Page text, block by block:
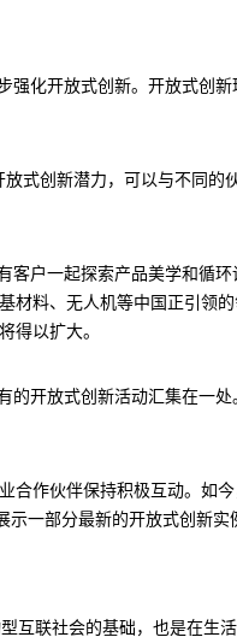
化开放式创新。开放式创
创新潜力，可以与不同的
户一起探索产品美学和循
料、无人机等中国正引领
得以扩大。
开放式创新活动汇集在一
作伙伴保持积极互动。如
一部分最新的开放式创新实
互联社会的基础，也是在生